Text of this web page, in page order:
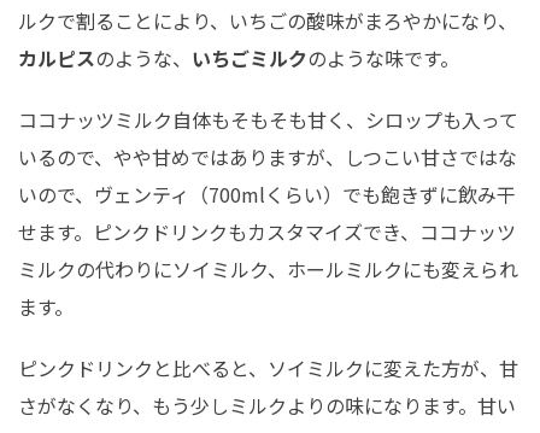
ルクで割ることにより、いちごの酸味がまろやかになり、
カルピスのような、 いちごミルクのような味です。
ココナッツミルク自体もそもそも甘く、シロップも入って
いるので、やや甘めではありますが、しつこい甘さではな
いので、ヴェンティ（700mlくらい）でも飽きずに飲み干
せます。ピンクドリンクもカスタマイズでき、ココナッツ
ミルクの代わりにソイミルク、ホールミルクにも変えられ
ます。
ピンクドリンクと比べると、ソイミルクに変えた方が、甘
さがなくなり、もう少しミルクよりの味になります。甘い